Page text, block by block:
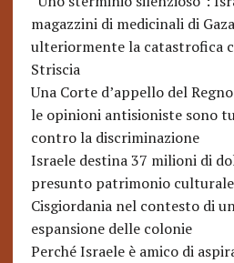
magazzini di medicinali di
ulteriormente la catastrofica
Striscia
Una Corte d’appello del
le opinioni antisioniste sono
contro la discriminazione
Israele destina 37 milioni di
presunto patrimonio
Cisgiordania nel contesto di
espansione delle colonie
Perché Israele è amico di